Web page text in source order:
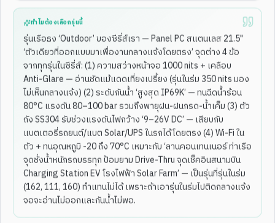
สายหรือซื้ออุปกรณ์เสริมเพิ่ม
3/4
ENT-WP-167
POE + NFC/RFID
10.1" POE NFC/RFID
10.1 Inch POE Powered
Industrial Touch Screen
ENT-WP-
ฝัง/ติดผนัง 10.4"
Embedded Wall-mounted Ipc
ทำไมต้องเลือกรุ่นนี้
รุ่นเรือธง ‘Outdoor’ ของซีรี่ส์เรา — Panel PC สแตนเลส 21.5"
‘ตัวเดียวที่ออกแบบมาเพื่องานกลางแจ้งโดยตรง’ จุดต่าง 4 ข้อ
จากทุกรุ่นในซีรี่ส์: (1) ความสว่างหน้าจอ 1000 nits + เคลือบ
Anti-Glare — อ่านชัดแม้แดดเที่ยงเปรี้ยง (รุ่นในร่ม 350 nits มอง
ไม่เห็นกลางแจ้ง) (2) ระดับกันน้ำ ‘สูงสุด IP69K’ — ทนฉีดน้ำร้อน
80°C แรงดัน 80–100 bar รวมถึงพายุฝน-ฝนกรด-น้ำเค็ม (3) ตัว
ถัง SS304 รับช่วงแรงดันไฟกว้าง ‘9–26V DC’ — เสียบกับ
แบตเตอรี่รถยนต์/แบต Solar/UPS ในรถได้โดยตรง (4) Wi-Fi ใน
ตัว + ทนอุณหภูมิ -20 ถึง 70°C เหมาะกับ ‘ลานคอนเทนเนอร์ ท่าเรือ
จุดชั่งน้ำหนักรถบรรทุก ป้อมยาม Drive-Thru จุดเช็คอินสนามบิน
Charging Station EV โรงไฟฟ้า Solar Farm’ — เป็นรุ่นที่รุ่นในร่ม
(162, 111, 160) ทำแทนไม่ได้ เพราะถ้าเอารุ่นในร่มไปติดกลางแจ้ง
จอจะอ่านไม่ออกและกันน้ำไม่พอ.